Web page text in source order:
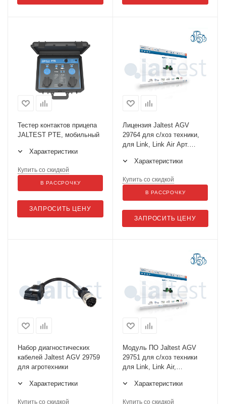
Тестер контактов прицепа
JALTEST PTE, мобильный
Характеристики
ЗАПРОСИТЬ ЦЕНУ
Купить со скидкой
В РАССРОЧКУ
Лицензия Jaltest AGV
29764 для с/хоз техники,
для Link, Link Air Арт.
Характеристики
ЗАПРОСИТЬ ЦЕНУ
Купить со скидкой
В РАССРОЧКУ
Набор диагностических
кабелей Jaltest AGV 29759
для агротехники
Характеристики
Купить со скидкой
Модуль ПО Jaltest AGV
29751 для с/хоз техники
для Link, Link Air,
Характеристики
Купить со скидкой